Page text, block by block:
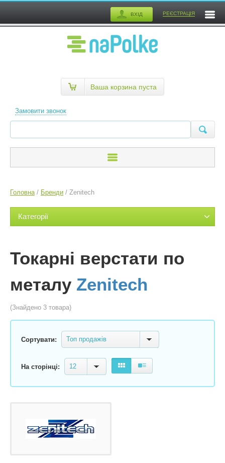
ВХІД РЕЄСТРАЦІЯ
Замовити звонок
Ваша корзина пуста
Головна/ Бренди / Zenitech
Категорії
Токарні верстати по
металу Zenitech
(Знайдено 3 товара)
Сортувати: Топ продажів
На сторінці: 12